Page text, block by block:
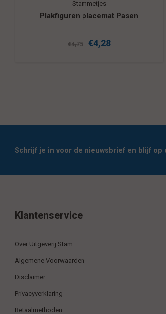
Stammetjes
Plakfiguren placemat Pasen
€4,75 €4,28
Schrijf je in voor de nieuwsbrief en blijf op
Klantenservice
Over Uitgeverij Stam
Algemene Voorwaarden
Disclaimer
Privacyverklaring
Betaalmethoden